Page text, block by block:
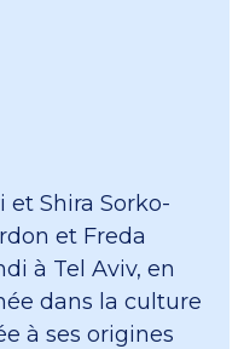
et Shira Sorko-
et Freda
à Tel Aviv, en
dans la culture
à ses origines